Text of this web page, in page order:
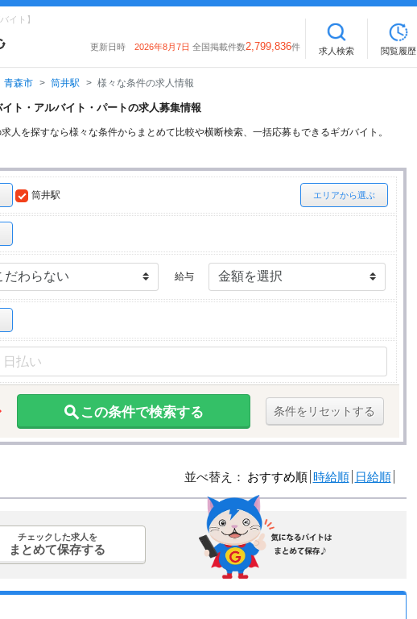
イト】
更新日時 2026年8月7日 全国掲載件数2,799,836件 求人検索 閲覧履歴
青森市 筒井駅 様々な条件の求人情報
ト・アルバイト・パートの求人募集情報
人を探すなら様々な条件からまとめて比較や横断検索、一括応募もできるギガバイト。
エリアから選ぶ
筒井駅
給与
この条件で検索する 条件をリセットする
並べ替え： おすすめ順 時給順 日給順
チェックした求人を
まとめて保存する